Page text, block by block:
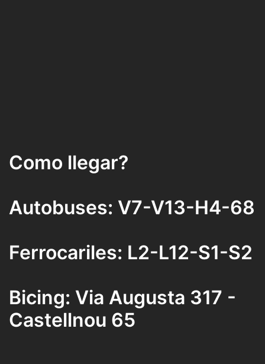
Como llegar?
Autobuses: V7-V13-H4-68
Ferrocariles: L2-L12-S1-S2
Bicing: Via Augusta 317 -
Castellnou 65